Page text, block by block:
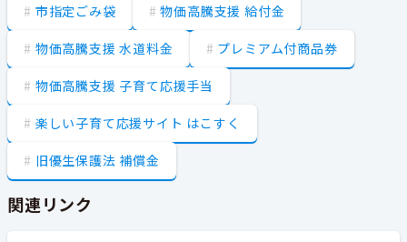
市指定ごみ袋 物価高騰支援 給付金
物価高騰支援 水道料金 プレミアム付商品券
物価高騰支援 子育て応援手当
楽しい子育て応援サイト はこすく
旧優生保護法 補償金
関連リンク